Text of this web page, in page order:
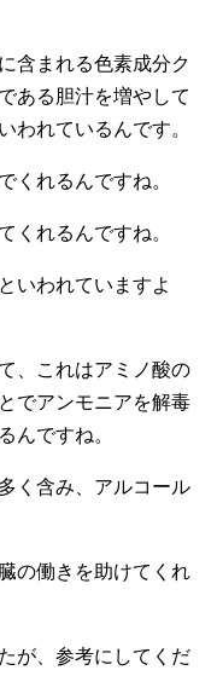
含まれる色素成分ク
ある胆汁を増やして
われているんです。
くれるんですね。
くれるんですね。
いわれていますよ
、これはアミノ酸の
でアンモニアを解毒
んですね。
く含み、アルコール
の働きを助けてくれ
が、参考にしてくだ